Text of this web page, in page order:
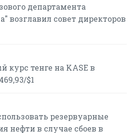
департамента
возглавил совет директоров
курс тенге на KASE в
$1
резервуарные
нефти в случае сбоев в